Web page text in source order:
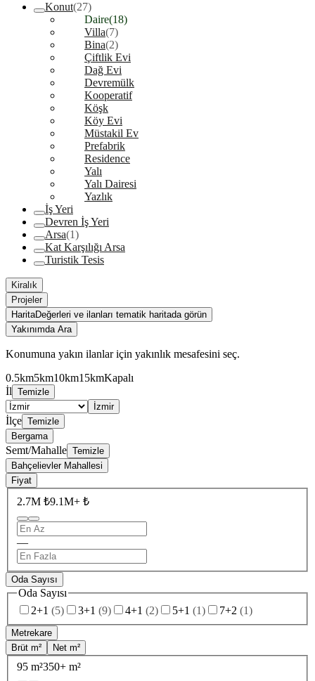
Konut(27)
Daire(18)
Villa(7)
Bina(2)
Çiftlik Evi
Dağ Evi
Devremülk
Kooperatif
Köşk
Köy Evi
Müstakil Ev
Prefabrik
Residence
Yalı
Yalı Dairesi
Yazlık
İş Yeri
Devren İş Yeri
Arsa(1)
Kat Karşılığı Arsa
Turistik Tesis
Kiralık
Projeler
HaritaDeğerleri ve ilanları tematik haritada görün
Yakınımda Ara
Konumuna yakın ilanlar için yakınlık mesafesini seç.
0.5km5km10km15kmKapalı
İl Temizle
İzmir
İlçe Temizle
Bergama
Semt/Mahalle Temizle
Bahçelievler Mahallesi
Fiyat
2.7M ₺9.1M+ ₺
—
Oda Sayısı
Oda Sayısı
2+1 (5) 3+1 (9) 4+1 (2) 5+1 (1) 7+2 (1)
Metrekare
Brüt m²
Net m²
95 m²350+ m²